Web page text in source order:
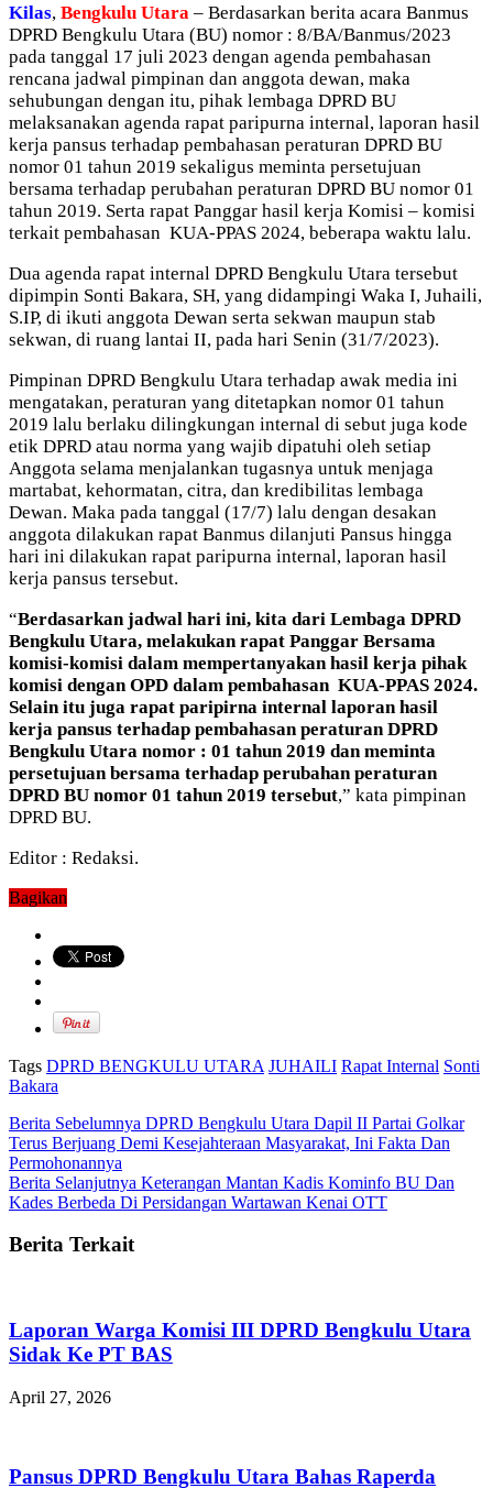
Kilas, Bengkulu Utara – Berdasarkan berita acara Banmus
DPRD Bengkulu Utara (BU) nomor : 8/BA/Banmus/2023
pada tanggal 17 juli 2023 dengan agenda pembahasan
rencana jadwal pimpinan dan anggota dewan, maka
sehubungan dengan itu, pihak lembaga DPRD BU
melaksanakan agenda rapat paripurna internal, laporan hasil
kerja pansus terhadap pembahasan peraturan DPRD BU
nomor 01 tahun 2019 sekaligus meminta persetujuan
bersama terhadap perubahan peraturan DPRD BU nomor 01
tahun 2019. Serta rapat Panggar hasil kerja Komisi – komisi
terkait pembahasan KUA-PPAS 2024, beberapa waktu lalu.
Dua agenda rapat internal DPRD Bengkulu Utara tersebut
dipimpin Sonti Bakara, SH, yang didampingi Waka I, Juhaili,
S.IP, di ikuti anggota Dewan serta sekwan maupun stab
sekwan, di ruang lantai II, pada hari Senin (31/7/2023).
Pimpinan DPRD Bengkulu Utara terhadap awak media ini
mengatakan, peraturan yang ditetapkan nomor 01 tahun
2019 lalu berlaku dilingkungan internal di sebut juga kode
etik DPRD atau norma yang wajib dipatuhi oleh setiap
Anggota selama menjalankan tugasnya untuk menjaga
martabat, kehormatan, citra, dan kredibilitas lembaga
Dewan. Maka pada tanggal (17/7) lalu dengan desakan
anggota dilakukan rapat Banmus dilanjuti Pansus hingga
hari ini dilakukan rapat paripurna internal, laporan hasil
kerja pansus tersebut.
“Berdasarkan jadwal hari ini, kita dari Lembaga DPRD
Bengkulu Utara, melakukan rapat Panggar Bersama
komisi-komisi dalam mempertanyakan hasil kerja pihak
komisi dengan OPD dalam pembahasan KUA-PPAS 2024.
Selain itu juga rapat paripirna internal laporan hasil
kerja pansus terhadap pembahasan peraturan DPRD
Bengkulu Utara nomor : 01 tahun 2019 dan meminta
persetujuan bersama terhadap perubahan peraturan
DPRD BU nomor 01 tahun 2019 tersebut,” kata pimpinan
DPRD BU.
Editor : Redaksi.
Bagikan
Tags DPRD BENGKULU UTARA JUHAILI Rapat Internal Sonti
Bakara
Berita Sebelumnya DPRD Bengkulu Utara Dapil II Partai Golkar
Terus Berjuang Demi Kesejahteraan Masyarakat, Ini Fakta Dan
Permohonannya
Berita Selanjutnya Keterangan Mantan Kadis Kominfo BU Dan
Kades Berbeda Di Persidangan Wartawan Kenai OTT
Berita Terkait
Laporan Warga Komisi III DPRD Bengkulu Utara
Sidak Ke PT BAS
April 27, 2026
Pansus DPRD Bengkulu Utara Bahas Raperda